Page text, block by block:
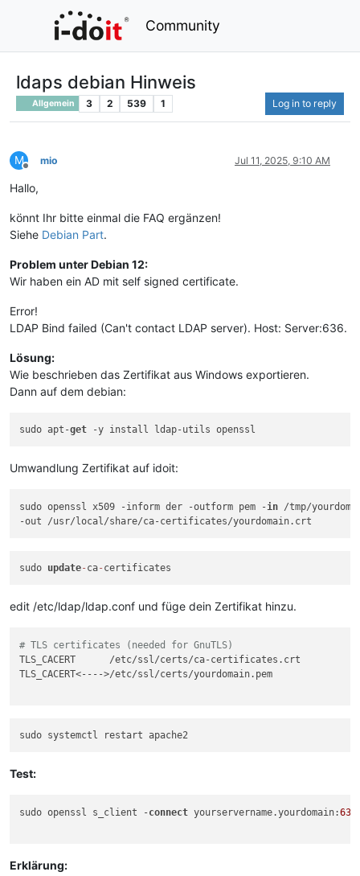
Community
ldaps debian Hinweis
Allgemein 3 2 539 1 Log in to reply
M
Offline
mio Jul 11, 2025, 9:10 AM
Hallo,
könnt Ihr bitte einmal die FAQ ergänzen!
Siehe Debian Part.
Problem unter Debian 12:
Wir haben ein AD mit self signed certificate.
Error!
LDAP Bind failed (Can't contact LDAP server). Host: Server:636.
Lösung:
Wie beschrieben das Zertifikat aus Windows exportieren.
Dann auf dem debian:
sudo apt-get
Umwandlung Zertifikat auf idoit:
sudo openssl x509 -inform der -outform pem -in /tmp/
sudo update- ca-
edit /etc/ldap/ldap.conf und füge dein Zertifikat hinzu.
# TLS certificates (needed for GnuTLS)
TLS_CACERT      /etc/ssl/certs/ca-certificates.crt
TLS_CACERT<---->/etc/ssl/certs/yourdomain.pem
Test:
sudo openssl s_client -connect yourservername.yourdomain:636
Erklärung: